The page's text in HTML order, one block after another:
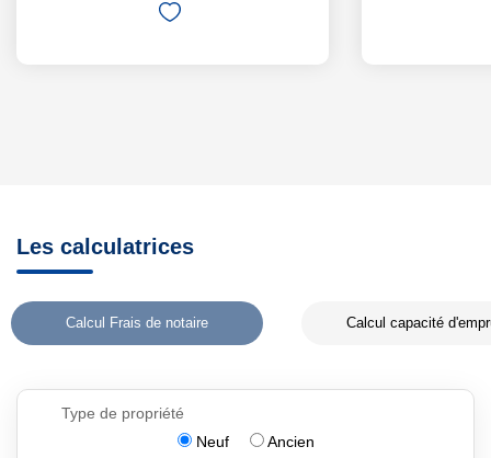
Les calculatrices
Calcul Frais de notaire Calcul capacité